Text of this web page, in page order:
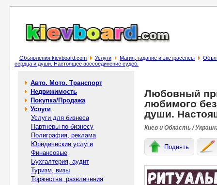
Объявления kievboard.com Услуги Магия, гадание и экстрасенсы
сердца и души. Настоящее воссоединение судеб.
Авто. Мото. Транспорт
Недвижимость
Покупка/Продажа
Услуги
Услуги для бизнеса
Партнеры по бизнесу
Полиграфия, реклама
Юридические услуги
Финансовые
Бухгалтерия, аудит
Туризм, визы
Торжества, развлечения
Любовный
любимого
души.
Киев и Область /
Поднять